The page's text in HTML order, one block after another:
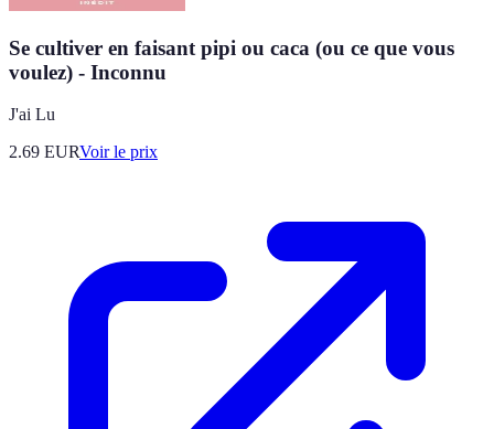
Se cultiver en faisant pipi ou caca (ou ce que vous
voulez) - Inconnu
J'ai Lu
2.69 EURVoir le prix